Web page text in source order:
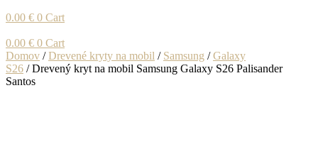
0.00 € 0 Cart
0.00 € 0 Cart
Domov /Drevené kryty na mobil / Samsung /Galaxy
S26 / Drevený kryt na mobil Samsung Galaxy S26 Palisander
Santos